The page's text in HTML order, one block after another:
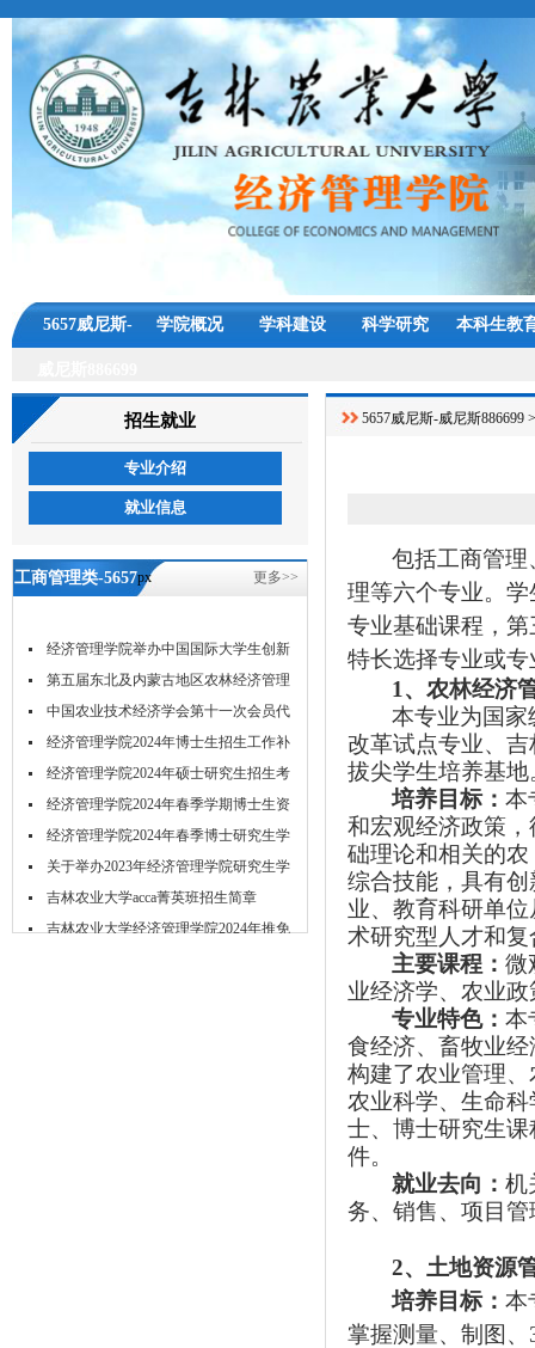
5657威尼斯- 学院概况 学科建设 科学研究 本科生教
招生就业
专业介绍
就业信息
px
工商管理类-5657 更多>>
经济管理学院举办中国国际大学生创新
大...
第五届东北及内蒙古地区农林经济管理
学...
中国农业技术经济学会第十一次会员代
表...
经济管理学院2024年博士生招生工作补
充...
经济管理学院2024年硕士研究生招生考
试...
经济管理学院2024年春季学期博士生资
格...
经济管理学院2024年春季博士研究生学
位...
关于举办2023年经济管理学院研究生学
术...
吉林农业大学acca菁英班招生简章
吉林农业大学经济管理学院2024年推免
5657威尼斯-威尼斯886699
包括工商管理
理等六个专业。
专业基础课程，
特长选择专业或
1、农林经济
本专业为国
改革试点专业、
拔尖学生培养基地
培养目标： 本
和宏观经济政策
础理论和相关的
综合技能，具有
业、教育科研单
术研究型人才和
主要课程： 微
业经济学、农业
专业特色： 本
食经济、畜牧业
构建了农业管理
农业科学、生命
士、博士研究生
件。
就业去向： 机
务、销售、项目
2、土地资源
培养目标： 本
掌握测量、制图